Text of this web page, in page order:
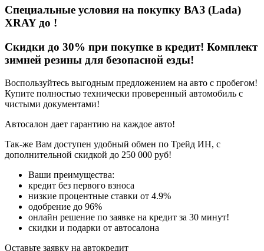
Специальные условия на покупку ВАЗ (Lada)
XRAY до !
Скидки до 30% при покупке в кредит! Комплект
зимней резины для безопасной езды!
Воспользуйтесь выгодным предложением на авто с пробегом!
Купите полностью технически проверенный автомобиль с
чистыми документами!
Автосалон дает гарантию на каждое авто!
Так-же Вам доступен удобный обмен по Трейд ИН, с
дополнительной скидкой до 250 000 руб!
Ваши преимущества:
кредит без первого взноса
низкие процентные ставки от 4.9%
одобрение до 96%
онлайн решение по заявке на кредит за 30 минут!
скидки и подарки от автосалона
Оставьте заявку на автокредит